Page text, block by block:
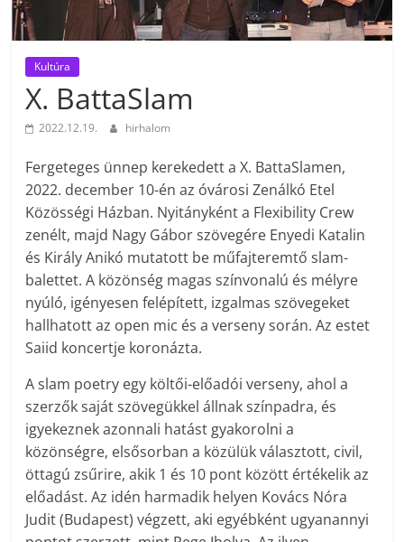
Kultúra
X. BattaSlam
2022.12.19. hirhalom
Fergeteges ünnep kerekedett a X. BattaSlamen,
2022. december 10-én az óvárosi Zenálkó Etel
Közösségi Házban. Nyitányként a Flexibility Crew
zenélt, majd Nagy Gábor szövegére Enyedi Katalin
és Király Anikó mutatott be műfajteremtő slam-
balettet. A közönség magas színvonalú és mélyre
nyúló, igényesen felépített, izgalmas szövegeket
hallhatott az open mic és a verseny során. Az estet
Saiid koncertje koronázta.
A slam poetry egy költői-előadói verseny, ahol a
szerzők saját szövegükkel állnak színpadra, és
igyekeznek azonnali hatást gyakorolni a
közönségre, elsősorban a közülük választott, civil,
öttagú zsűrire, akik 1 és 10 pont között értékelik az
előadást. Az idén harmadik helyen Kovács Nóra
Judit (Budapest) végzett, aki egyébként ugyanannyi